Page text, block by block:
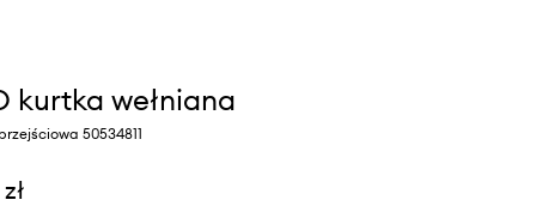
kurtka wełniana
50534811